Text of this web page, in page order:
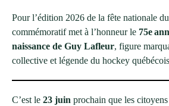
Pour l’édition 2026 de la fête nationale
commémoratif met à l’honneur le 75e
naissance de Guy Lafleur, figure
collective et légende du hockey
C’est le 23 juin prochain que les